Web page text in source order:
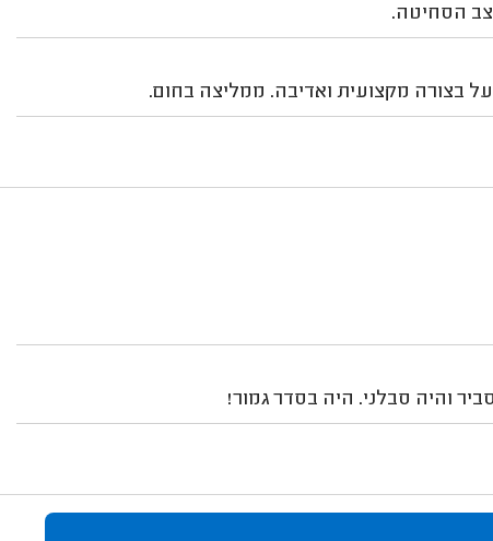
בצורה מקצועית ואדיבה. ממליצה בחום.
והיה סבלני. היה בסדר גמור!